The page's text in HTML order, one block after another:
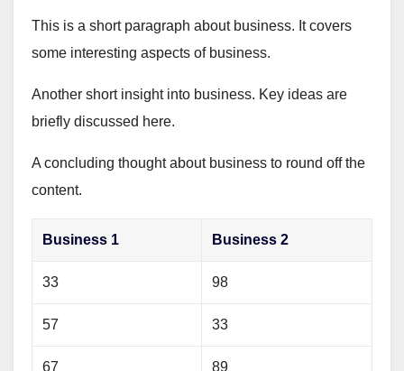
This is a short paragraph about business. It covers
some interesting aspects of business.
Another short insight into business. Key ideas are
briefly discussed here.
A concluding thought about business to round off the
content.
Business 1 Business 2
33 98
57 33
67 89